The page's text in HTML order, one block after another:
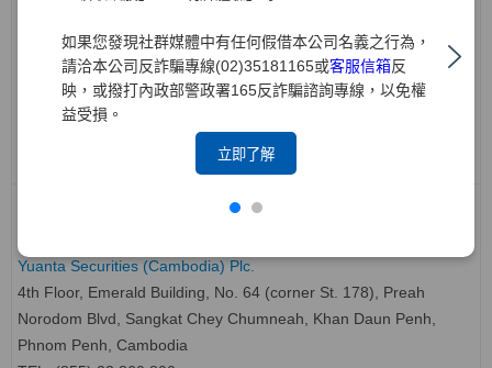
如果您發現社群媒體中有任何假借本公司名義之行為，
請洽本公司反詐騙專線(02)35181165或客服信箱反
映，或撥打內政部警政署165反詐騙諮詢專線，以免權
益受損。
立即了解
造訪網站
Seoul, Korea
TEL: (82-2) 561 0056
FAX: (82-2) 561 9191
Yuanta Securities (Cambodia) Plc.
4th Floor, Emerald Building, No. 64 (corner St. 178), Preah
Norodom Blvd, Sangkat Chey Chumneah, Khan Daun Penh,
Phnom Penh, Cambodia